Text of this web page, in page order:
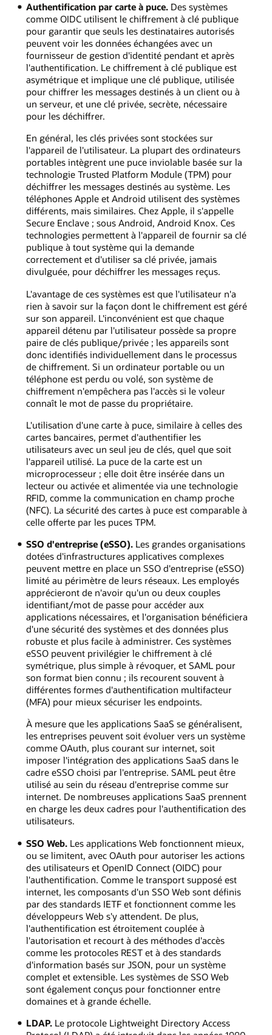
Authentification par carte à puce.Des systèmes
comme OIDC utilisent le chiffrement à clé publique
pour garantir que seuls les destinataires autorisés
peuvent voir les données échangées avec un
fournisseur de gestion d'identité pendant et après
l'authentification. Le chiffrement à clé publique est
asymétrique et implique une clé publique, utilisée
pour chiffrer les messages destinés à un client ou à
un serveur, et une clé privée, secrète, nécessaire
pour les déchiffrer.
En général, les clés privées sont stockées sur
l'appareil de l'utilisateur. La plupart des ordinateurs
portables intègrent une puce inviolable basée sur la
technologie Trusted Platform Module (TPM) pour
déchiffrer les messages destinés au système. Les
téléphones Apple et Android utilisent des systèmes
différents, mais similaires. Chez Apple, il s'appelle
Secure Enclave ; sous Android, Android Knox. Ces
technologies permettent à l'appareil de fournir sa clé
publique à tout système qui la demande
correctement et d'utiliser sa clé privée, jamais
divulguée, pour déchiffrer les messages reçus.
L'avantage de ces systèmes est que l'utilisateur n'a
rien à savoir sur la façon dont le chiffrement est géré
sur son appareil. L'inconvénient est que chaque
appareil détenu par l'utilisateur possède sa propre
paire de clés publique/privée ; les appareils sont
donc identifiés individuellement dans le processus
de chiffrement. Si un ordinateur portable ou un
téléphone est perdu ou volé, son système de
chiffrement n'empêchera pas l'accès si le voleur
connaît le mot de passe du propriétaire.
L'utilisation d'une carte à puce, similaire à celles des
cartes bancaires, permet d'authentifier les
utilisateurs avec un seul jeu de clés, quel que soit
l'appareil utilisé. La puce de la carte est un
microprocesseur ; elle doit être insérée dans un
lecteur ou activée et alimentée via une technologie
RFID, comme la communication en champ proche
(NFC). La sécurité des cartes à puce est comparable à
celle offerte par les puces TPM.
SSO d'entreprise (eSSO).Les grandes organisations
dotées d'infrastructures applicatives complexes
peuvent mettre en place un SSO d'entreprise (eSSO)
limité au périmètre de leurs réseaux. Les employés
apprécieront de n'avoir qu'un ou deux couples
identifiant/mot de passe pour accéder aux
applications nécessaires, et l'organisation bénéficiera
d'une sécurité des systèmes et des données plus
robuste et plus facile à administrer. Ces systèmes
eSSO peuvent privilégier le chiffrement à clé
symétrique, plus simple à révoquer, et SAML pour
son format bien connu ; ils recourent souvent à
différentes formes d'authentification multifacteur
(MFA) pour mieux sécuriser les endpoints.
À mesure que les applications SaaS se généralisent,
les entreprises peuvent soit évoluer vers un système
comme OAuth, plus courant sur internet, soit
imposer l'intégration des applications SaaS dans le
cadre eSSO choisi par l'entreprise. SAML peut être
utilisé au sein du réseau d'entreprise comme sur
internet. De nombreuses applications SaaS prennent
en charge les deux cadres pour l'authentification des
utilisateurs.
SSO Web.Les applications Web fonctionnent mieux,
ou se limitent, avec OAuth pour autoriser les actions
des utilisateurs et OpenID Connect (OIDC) pour
l'authentification. Comme le transport supposé est
internet, les composants d'un SSO Web sont définis
par des standards IETF et fonctionnent comme les
développeurs Web s'y attendent. De plus,
l'authentification est étroitement couplée à
l'autorisation et recourt à des méthodes d'accès
comme les protocoles REST et à des standards
d'information basés sur JSON, pour un système
complet et extensible. Les systèmes de SSO Web
sont également conçus pour fonctionner entre
domaines et à grande échelle.
LDAP.Le protocole Lightweight Directory Access